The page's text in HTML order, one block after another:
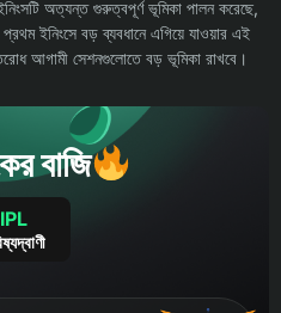
অত্যন্ত গুরুত্বপূর্ণ ভূমিকা পালন করেছে,
প্রথম ইনিংসে বড় ব্যবধানে এগিয়ে যাওয়ার এই
আগামী সেশনগুলোতে বড় ভূমিকা রাখবে।
বাজি
IPL